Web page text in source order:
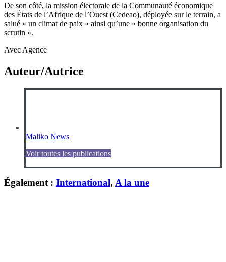
De son côté, la mission électorale de la Communauté économique
des États de l’Afrique de l’Ouest (Cedeao), déployée sur le terrain, a
salué « un climat de paix » ainsi qu’une « bonne organisation du
scrutin ».
Avec Agence
Auteur/Autrice
Maliko News
Voir toutes les publications
Également : International, A la une